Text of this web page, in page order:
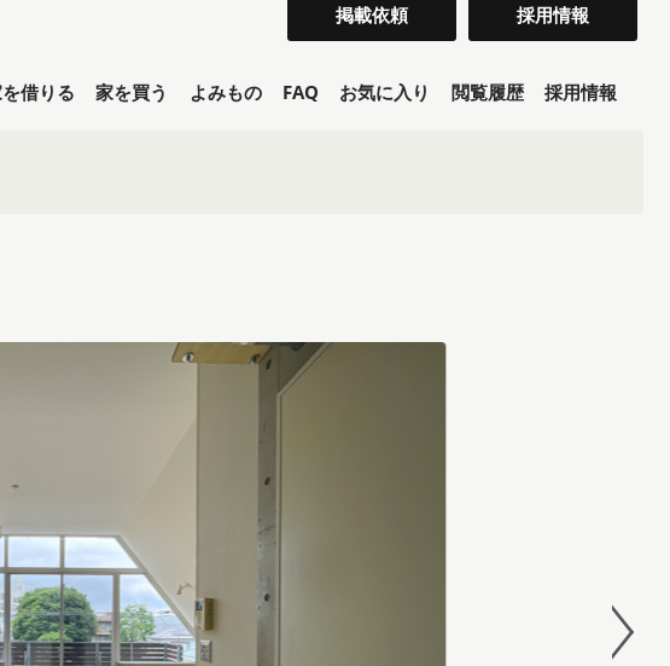
掲載依頼 採用情報
借りる 家を買う よみもの FAQ お気に入り 閲覧履歴 採用情報